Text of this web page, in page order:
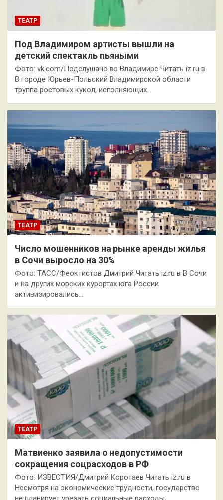
ТЕАТР
Под Владимиром артисты вышли на
детский спектакль пьяными
Фото: vk.com/Подслушано во Владимире Читать iz.ru в
В городе Юрьев-Польский Владимирской области
труппа ростовых кукол, исполняющих…
ТЕАТР
Число мошенников на рынке аренды жилья
в Сочи выросло на 30%
Фото: ТАСС/Феоктистов Дмитрий Читать iz.ru в В Сочи
и на других морских курортах юга России
активизировались…
ТЕАТР
Матвиенко заявила о недопустимости
сокращения соцрасходов в РФ
Фото: ИЗВЕСТИЯ/Дмитрий Коротаев Читать iz.ru в
Несмотря на экономические трудности, государство
не планирует урезать социальные расходы,…